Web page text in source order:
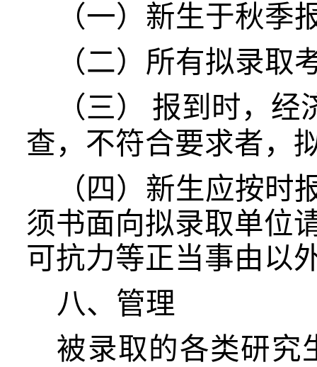
（一）新生于秋季
（二）所有拟录取
（三）
报到时，经
查，不符合要求者，
（四）新生应按
须书面向拟录取单位
可抗力等正当事由以
八、管理
被录取的各类研究